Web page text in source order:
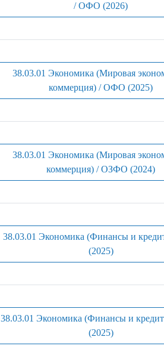
/ ОФО (2026)
38.03.01 Экономика (Мировая
коммерция) / ОФО (2025)
38.03.01 Экономика (Мировая
коммерция) / ОЗФО (2024)
38.03.01 Экономика (Финансы и
(2025)
38.03.01 Экономика (Финансы и
(2025)